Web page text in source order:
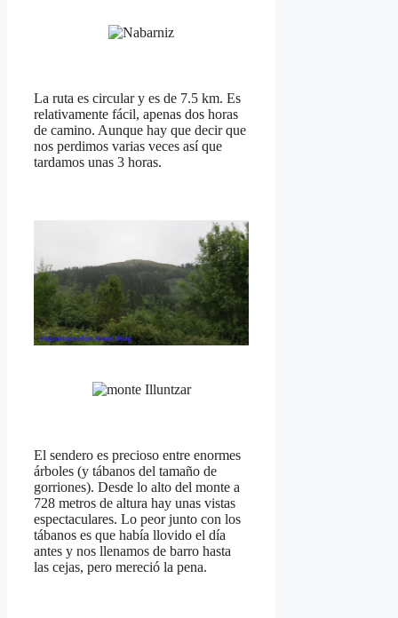
La ruta es circular y es de 7.5 km. Es
relativamente fácil, apenas dos horas
de camino. Aunque hay que decir que
nos perdimos varias veces así que
tardamos unas 3 horas.
El sendero es precioso entre enormes
árboles (y tábanos del tamaño de
gorriones). Desde lo alto del monte a
728 metros de altura hay unas vistas
espectaculares. Lo peor junto con los
tábanos es que había llovido el día
antes y nos llenamos de barro hasta
las cejas, pero mereció la pena.